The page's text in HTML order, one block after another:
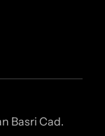
Basri Cad.